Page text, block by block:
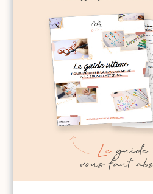
For The Artist